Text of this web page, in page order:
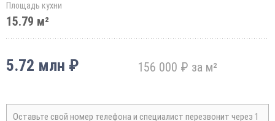
Площадь кухни
15.79 м²
5.72 млн ₽ 156 000 ₽ за м²
Оставьте свой номер телефона и специалист перезвонит через 1